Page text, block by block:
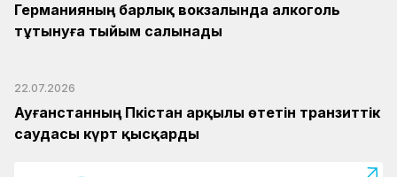
Германияның барлық вокзалында алкоголь
тұтынуға тыйым салынады
22.07.2026
Ауғанстанның Пәкістан арқылы өтетін транзиттік
саудасы күрт қысқарды